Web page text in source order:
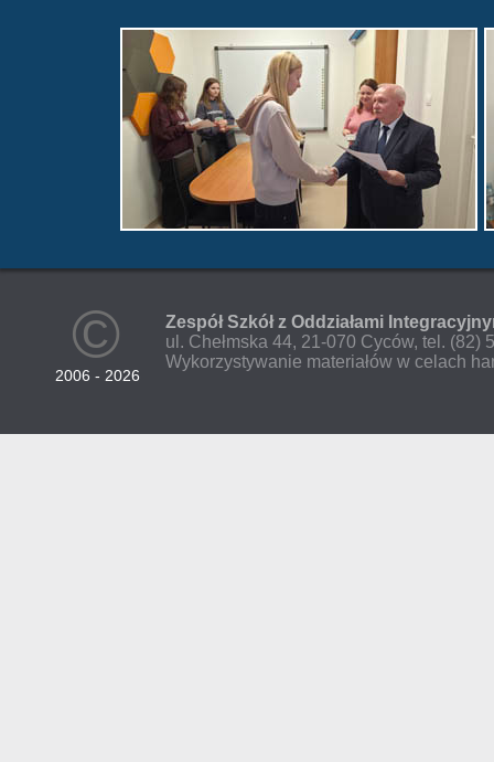
©
2006 - 2026
Zespół Szkół z Oddziałami
ul. Chełmska 44, 21-070 Cyców, tel. (82)
Wykorzystywanie materiałów w celach